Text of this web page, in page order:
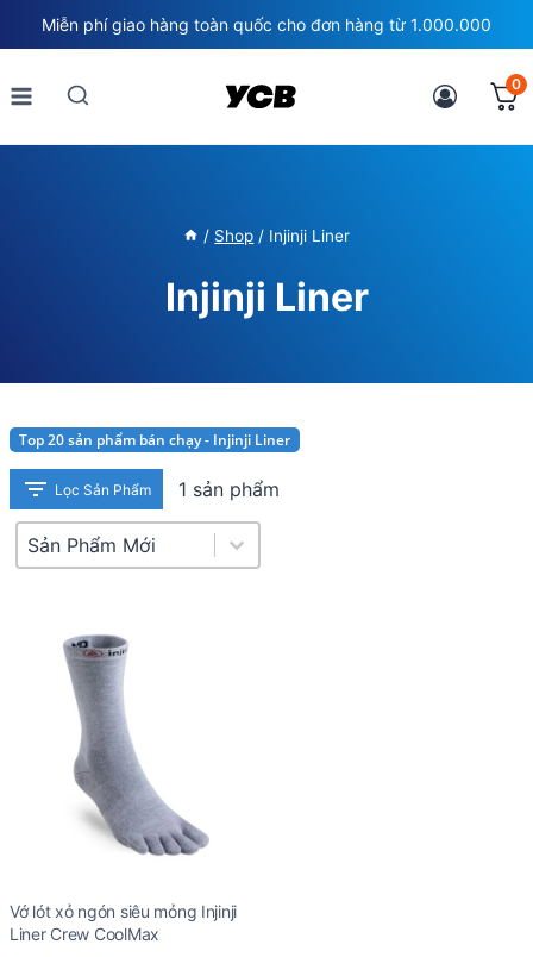
to
content
Miễn phí giao hàng toàn quốc cho đơn hàng từ 1.000.000
0
/ Shop / Injinji Liner
Injinji Liner
Top 20 sản phẩm bán chạy - Injinji Liner
Lọc Sản Phẩm 1 sản phẩm
Product Sort
Sort content
Vớ lót xỏ ngón siêu mỏng Injinji
Liner Crew CoolMax